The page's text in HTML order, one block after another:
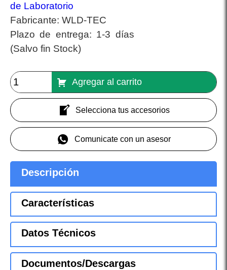
de Laboratorio
Fabricante: WLD-TEC
Plazo de entrega: 1-3 días
(Salvo fin Stock)
Agregar al carrito
Selecciona tus accesorios
Comunicate con un asesor
Descripción
Características
Datos Técnicos
Documentos/Descargas